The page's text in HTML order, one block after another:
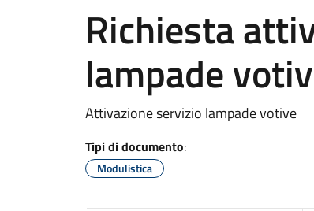
Richiesta
lampade
Attivazione servizio lampade votive
Tipi di documento:
Modulistica